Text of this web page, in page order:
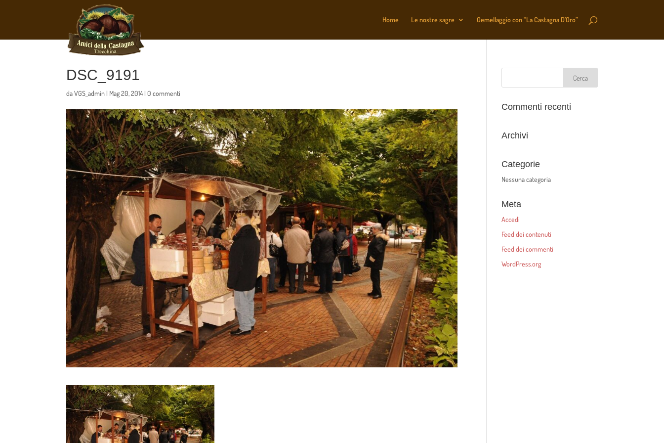
Home Le nostre sagre Gemellaggio con “La Castagna D’Oro”
DSC_9191
daVGS_admin | Mag 20, 2014 |0 commenti
Commenti recenti
Archivi
Categorie
Nessuna categoria
Meta
Accedi
Feed dei contenuti
Feed dei commenti
WordPress.org